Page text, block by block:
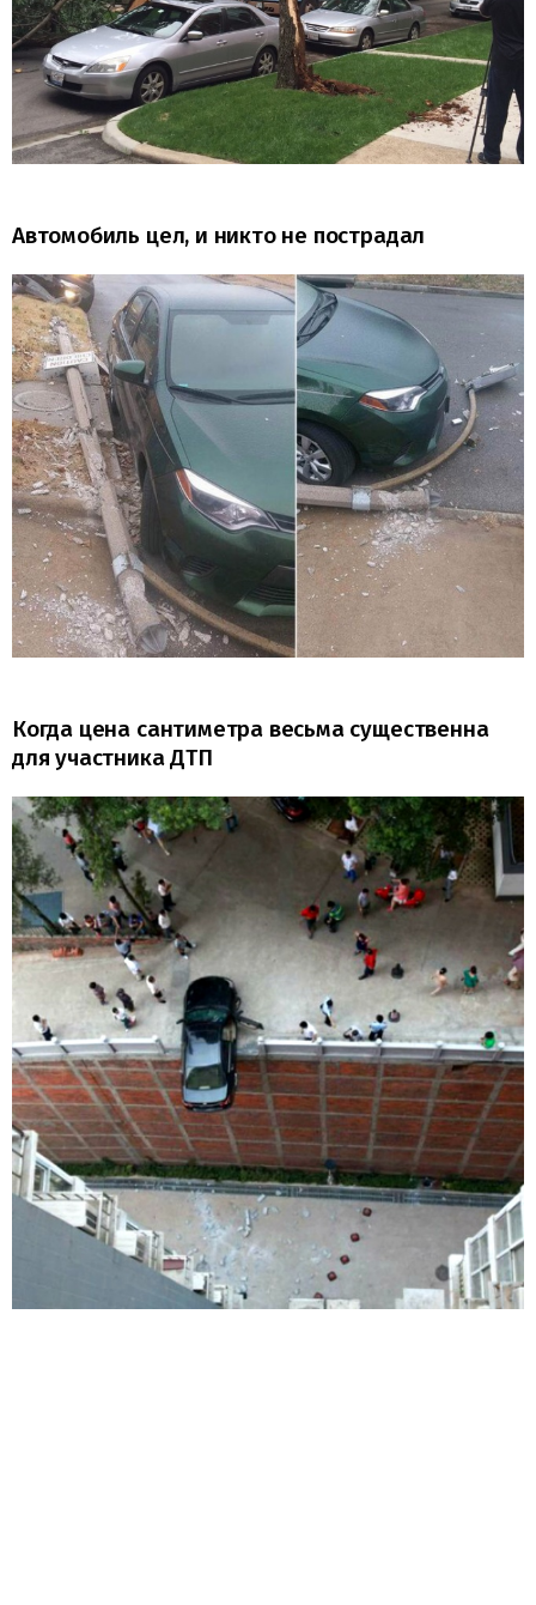
Автомобиль цел, и никто не пострадал
Когда цена сантиметра весьма существенна
для участника ДТП